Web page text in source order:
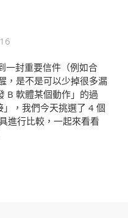
一封重要信件（例如合
，是不是可以少掉很多漏
B 軟體某個動作」的過
，我們今天挑選了 4 個
進行比較，一起來看看